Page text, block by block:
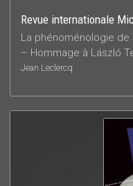
Revue internationale
La phénoménologie
– Hommage à László
Jean Leclercq